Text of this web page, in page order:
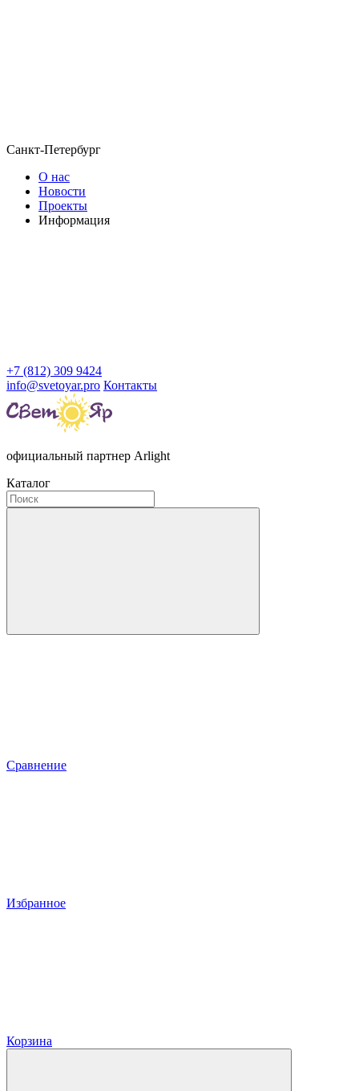
Санкт-Петербург
О нас
Новости
Проекты
Информация
+7 (812) 309 9424
info@svetoyar.pro Контакты
официальный партнер Arlight
Каталог
Сравнение
Избранное
Корзина